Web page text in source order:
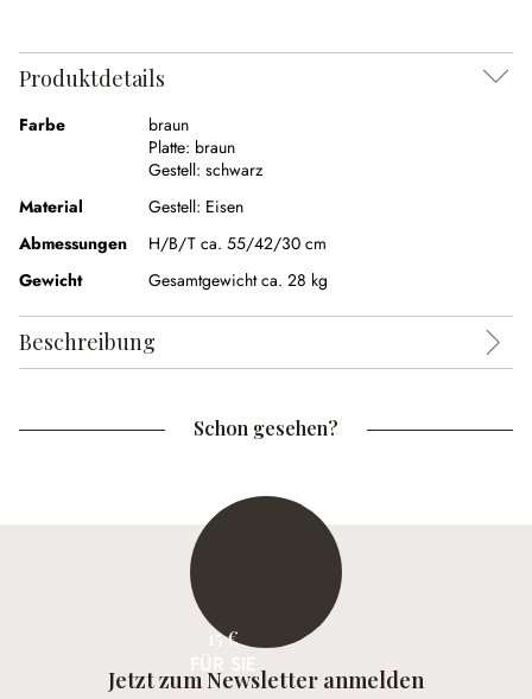
Produktdetails
Farbe
braun
Platte: braun
Gestell: schwarz
Material
Gestell: Eisen
Abmessungen
H/B/T ca. 55/42/30 cm
Gewicht
Gesamtgewicht ca. 28 kg
Beschreibung
Schon gesehen?
15 €
Jetzt zum Newsletter anmelden